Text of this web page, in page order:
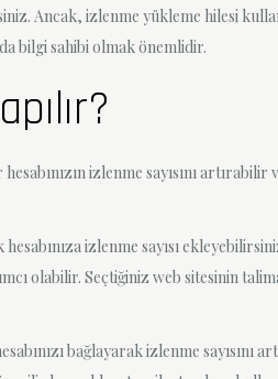
Ancak, izlenme yükleme hilesi
bilgi sahibi olmak önemlidir.
izlenme sayısını artırabilir
izlenme sayısı
olabilir. Seçtiğiniz web sitesinin
bağlayarak izlenme sayısını